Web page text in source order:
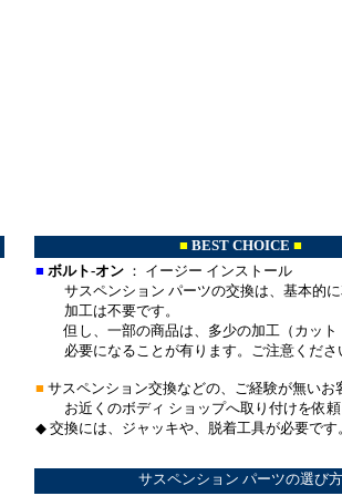
■ BEST CHOICE ■
■ ボルト-オン ： イージー インストール
サスペンション パーツの交換は、基本的に
加工は不要です。
但し、一部の商品は、多少の加工（カット
必要になることが有ります。ご注意くださ
■ サスペンション交換などの、ご経験が無いお
お近くのボディ ショップへ取り付けを依頼
◆ 交換には、ジャッキや、脱着工具が必要です
サスペンション パーツの選び方